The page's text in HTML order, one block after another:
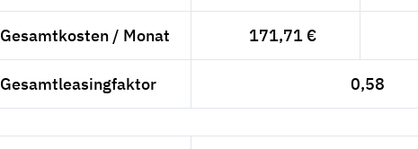
Gesamtkosten / Monat 171,71 €
Gesamtleasingfaktor 0,58